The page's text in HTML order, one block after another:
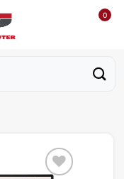
0